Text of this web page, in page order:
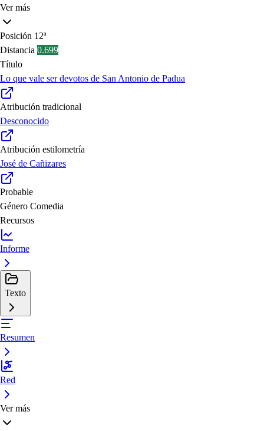
Ver más
Posición 12ª
Distancia 0.699
Título
Lo que vale ser devotos de San Antonio de Padua
Atribución tradicional
Desconocido
Atribución estilometría
José de Cañizares
Probable
Género Comedia
Recursos
Informe
Texto
Resumen
Red
Ver más